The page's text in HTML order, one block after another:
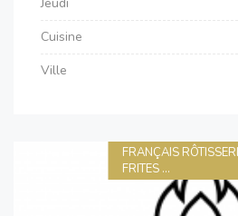
Cuisine
Ville
FRANÇAIS
FRITES ...